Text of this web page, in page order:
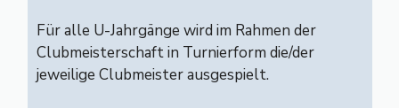
Für alle U-Jahrgänge wird im Rahmen der
Clubmeisterschaft in Turnierform die/der
jeweilige Clubmeister ausgespielt.